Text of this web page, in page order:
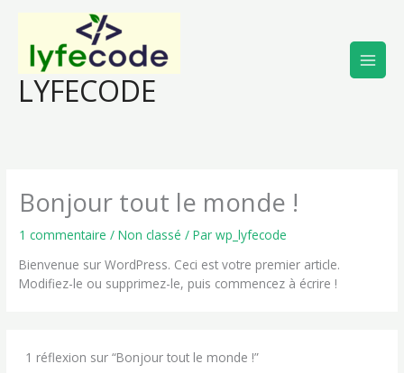
contenu
LYFECODE
Bonjour tout le monde !
1 commentaire /Non classé / Parwp_lyfecode
Bienvenue sur WordPress. Ceci est votre premier article.
Modifiez-le ou supprimez-le, puis commencez à écrire !
1 réflexion sur “Bonjour tout le monde !”